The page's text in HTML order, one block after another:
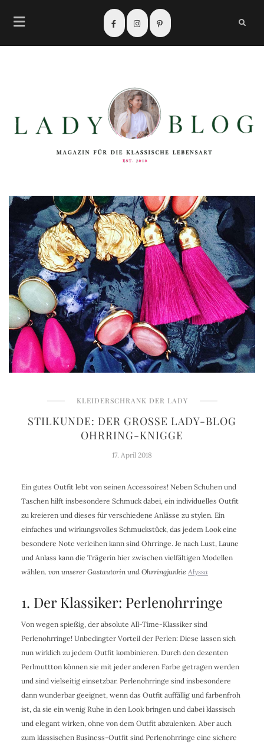
KLEIDERSCHRANK DER LADY
STILKUNDE: DER GROSSE LADY-BLOG O
HRRING-KNIGGE
17. April 2018
Ein gutes Outfit lebt von seinen Accessoires! Neben Schuhen und
Taschen hilft insbesondere Schmuck dabei, ein individuelles Outfit
zu kreieren und dieses für verschiedene Anlässe zu stylen. Ein
einfaches und wirkungsvolles Schmuckstück, das jedem Look eine
besondere Note verleihen kann sind Ohrringe. Je nach Lust, Laune
und Anlass kann die Trägerin hier zwischen vielfältigen Modellen
wählen. von unserer Gastautorin und Ohrringjunkie Alyssa
1. Der Klassiker: Perlenohrringe
Von wegen spießig, der absolute All-Time-Klassiker sind
Perlenohrringe! Unbedingter Vorteil der Perlen: Diese lassen sich
nun wirklich zu jedem Outfit kombinieren. Durch den dezenten
Perlmuttton können sie mit jeder anderen Farbe getragen werden
und sind vielseitig einsetzbar. Perlenohrringe sind insbesondere
dann wunderbar geeignet, wenn das Outfit auffällig und farbenfroh
ist, da sie ein wenig Ruhe in den Look bringen und dabei klassisch
und elegant wirken, ohne von dem Outfit abzulenken. Aber auch
zum klassischen Business-Outfit sind Perlenohrringe eine sichere